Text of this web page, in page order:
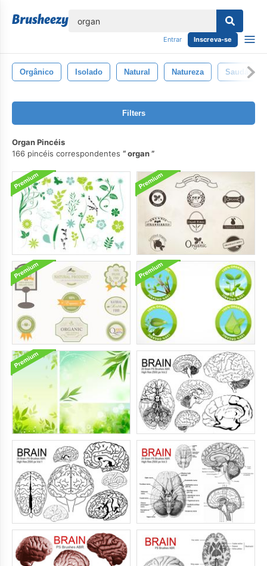
Entrar Inscreva-se
Orgânico Isolado Natural Natureza Saudável
Filters
Organ Pincéis
166 pincéis correspondentes
organ